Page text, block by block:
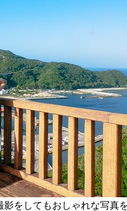
をしてもおしゃれな写真